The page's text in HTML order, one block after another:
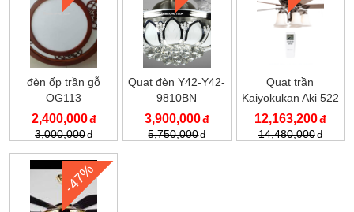
đèn ốp trần gỗ
OG113
2,400,000
3,000,000
Quạt đèn Y42-Y42-
9810BN
3,900,000
5,750,000
Quạt trần
Kaiyokukan Aki 522
12,163,200
14,480,000
-47%